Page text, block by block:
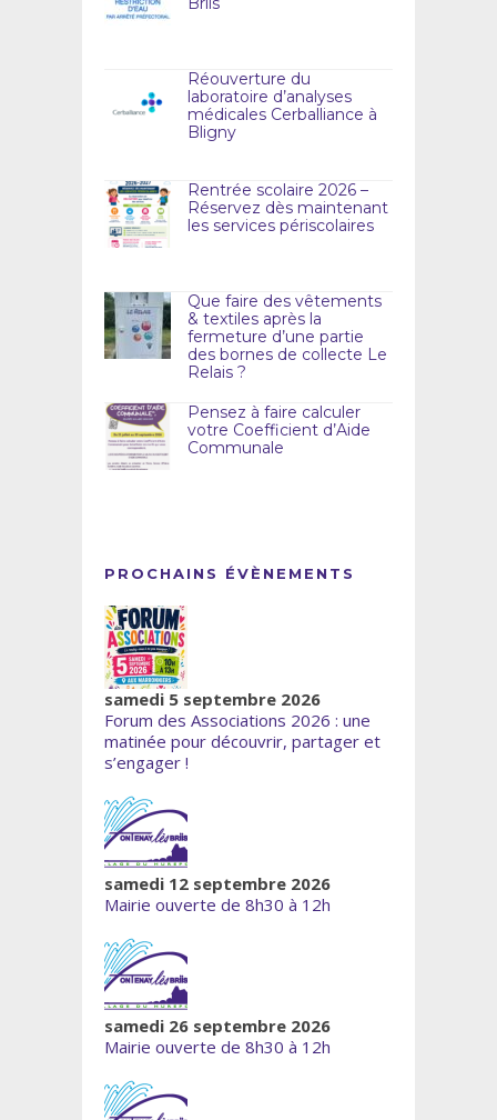
Réouverture du
laboratoire d’analyses
médicales Cerballiance à
Bligny
Rentrée scolaire 2026 –
Réservez dès maintenant
les services périscolaires
Que faire des vêtements
& textiles après la
fermeture d’une partie
des bornes de collecte Le
Relais ?
Pensez à faire calculer
votre Coefficient d’Aide
Communale
PROCHAINS ÉVÈNEMENTS
samedi 5 septembre 2026
Forum des Associations 2026 : une
matinée pour découvrir, partager et
s’engager !
samedi 12 septembre 2026
Mairie ouverte de 8h30 à 12h
samedi 26 septembre 2026
Mairie ouverte de 8h30 à 12h